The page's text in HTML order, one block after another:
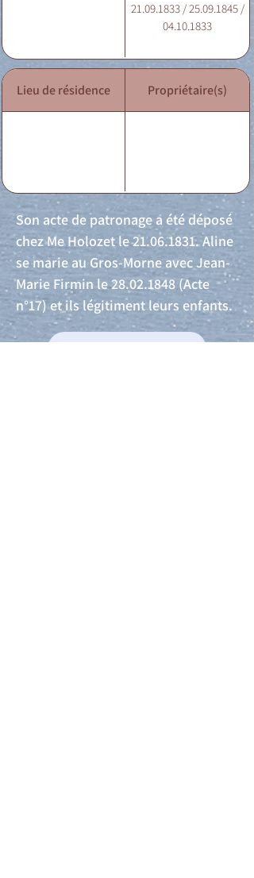
21.09.1833 / 25.09.1845 /
04.10.1833
Lieu de résidence Propriétaire(s)
Son acte de patronage a été déposé
chez Me Holozet le21.06.1831. Aline
se marie au Gros-Morne avec Jean-
Marie Firmin le28.02.1848(Acte
n°17) et ils légitiment leurs enfants.